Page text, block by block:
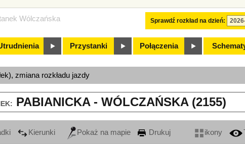
Wólczańska Sprawdź rozkład na dzień:
Przystanki Połączenia
zmiana rozkładu jazdy
PABIANICKA - WÓLCZAŃSKA (2155)
Kierunki Pokaż na mapie Drukuj ikony